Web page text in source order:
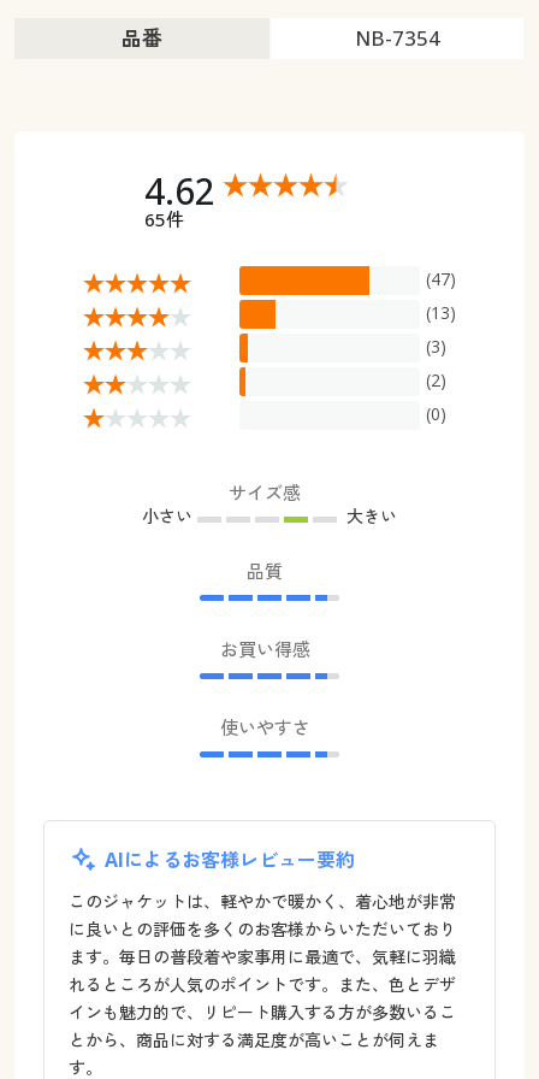
品番 NB-7354
4.62
65件
(47)
(13)
(3)
(2)
(0)
サイズ感
小さい 大きい
品質
お買い得感
使いやすさ
AIによるお客様レビュー要約
このジャケットは、軽やかで暖かく、着心地が非常
に良いとの評価を多くのお客様からいただいており
ます。毎日の普段着や家事用に最適で、気軽に羽織
れるところが人気のポイントです。また、色とデザ
インも魅力的で、リピート購入する方が多数いるこ
とから、商品に対する満足度が高いことが伺えま
す。